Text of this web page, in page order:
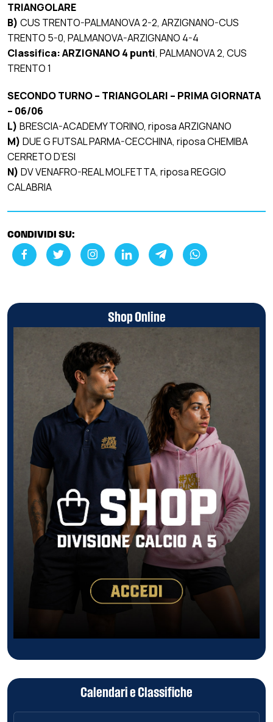
TRIANGOLARE
B) CUS TRENTO-PALMANOVA 2-2, ARZIGNANO-CUS
TRENTO 5-0, PALMANOVA-ARZIGNANO 4-4
Classifica:ARZIGNANO 4 punti, PALMANOVA 2, CUS
TRENTO 1
SECONDO TURNO – TRIANGOLARI – PRIMA GIORNATA
– 06/06
L) BRESCIA-ACADEMY TORINO, riposa ARZIGNANO
M) DUE G FUTSAL PARMA-CECCHINA, riposa CHEMIBA
CERRETO D’ESI
N) DV VENAFRO-REAL MOLFETTA, riposa REGGIO
CALABRIA
CONDIVIDI SU:
Shop Online
Calendari e Classifiche